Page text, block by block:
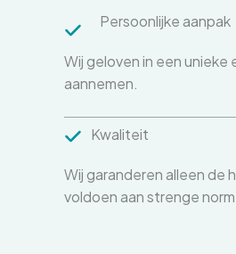
Persoonlijke aanpak
Wij geloven in een
aannemen.
Kwaliteit
Wij garanderen alleen de
voldoen aan strenge